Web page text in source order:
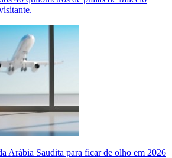
Arábia Saudita para ficar de olho em 2026